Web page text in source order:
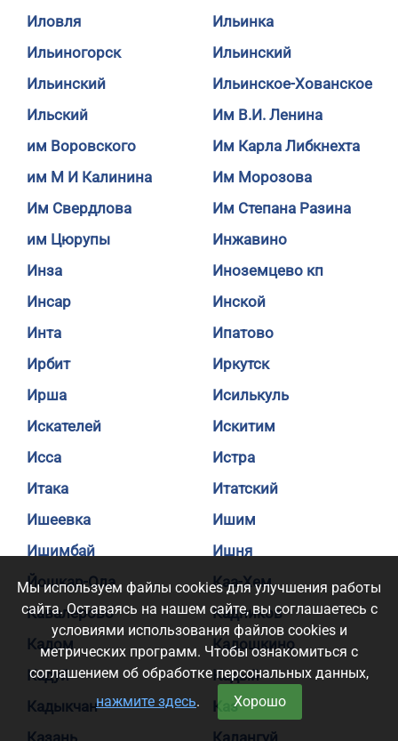
Иловля
Ильинка
Ильиногорск
Ильинский
Ильинский
Ильинское-Хованское
Ильский
Им В.И. Ленина
им Воровского
Им Карла Либкнехта
им М И Калинина
Им Морозова
Им Свердлова
Им Степана Разина
им Цюрупы
Инжавино
Инза
Иноземцево кп
Инсар
Инской
Инта
Ипатово
Ирбит
Иркутск
Ирша
Исилькуль
Искателей
Искитим
Исса
Истра
Итака
Итатский
Ишеевка
Ишим
Ишимбай
Ишня
Йошкар-Ола
Каа-Хем
Кавалерово
Кадников
Кадом
Кадошкино
Кадуй
Кадый
Кадыкчан
Каз
Казань
Калангуй
Мы используем файлы cookies для улучшения работы
сайта. Оставаясь на нашем сайте, вы соглашаетесь с
условиями использования файлов cookies и
метрических программ. Чтобы ознакомиться с
соглашением об обработке персональных данных,
нажмите здесь. Хорошо